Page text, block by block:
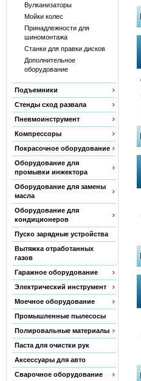
Вулканизаторы
Мойки колес
Принадлежности для
шиномонтажа
Станки для правки дисков
Дополнительное
оборудование
Подъемники
Стенды сход развала
Пневмоинструмент
Компрессоры
Покрасочное оборудование
Оборудование для
промывки инжектора
Оборудование для замены
масла
Оборудование для
кондиционеров
Пуско зарядные устройства
Вытяжка отработанных
газов
Гаражное оборудование
Электрический инструмент
Моечное оборудование
Промышленные пылесосы
Полировальные материалы
Паста для очистки рук
Аксессуары для авто
Сварочное оборудование